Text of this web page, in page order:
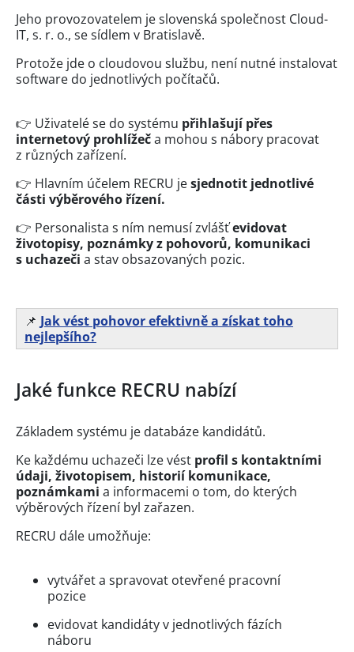
Jeho provozovatelem je slovenská společnost Cloud-
IT, s. r. o., se sídlem v Bratislavě.
Protože jde o cloudovou službu, není nutné instalovat
software do jednotlivých počítačů.
👉 Uživatelé se do systému přihlašují přes
internetový prohlížeča mohou s nábory pracovat
z různých zařízení.
👉 Hlavním účelem RECRU jesjednotit jednotlivé
části výběrového řízení.
👉 Personalista s ním nemusí zvlášťevidovat
životopisy, poznámky z pohovorů, komunikaci
s uchazeči a stav obsazovaných pozic.
📌 Jak vést pohovor efektivně a získat toho
nejlepšího?
Jaké funkce RECRU nabízí
Základem systému je databáze kandidátů.
Ke každému uchazeči lze vést profil s kontaktními
údaji, životopisem, historií komunikace,
poznámkami a informacemi o tom, do kterých
výběrových řízení byl zařazen.
RECRU dále umožňuje:
vytvářet a spravovat otevřené pracovní
pozice
evidovat kandidáty v jednotlivých fázích
náboru